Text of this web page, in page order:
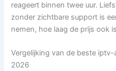
reageert binnen twee uur.
zonder zichtbare support is
nemen, hoe laag de prijs ook
Vergelijking van de beste
2026